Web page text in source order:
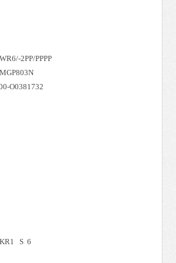
2PP/PPPP
O0381732
S 6